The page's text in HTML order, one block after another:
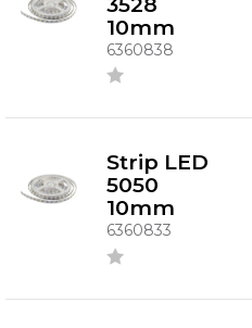
10mm
6360838
Strip LED
5050
10mm
6360833